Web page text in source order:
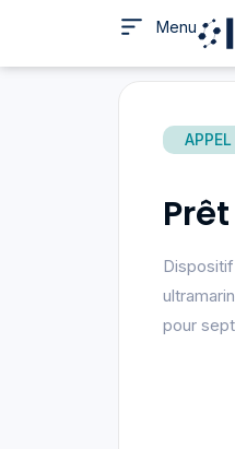
Menu
pour